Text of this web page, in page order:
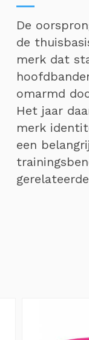
De
de
merk dat
omarmd
Het jaar
merk
een